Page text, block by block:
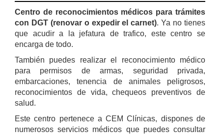
Centro de reconocimientos médicos para trámites
con DGT (renovar o expedir el carnet). Ya no tienes
que acudir a la jefatura de trafico, este centro se
encarga de todo.
También puedes realizar el reconocimiento médico
para permisos de armas, seguridad privada,
embarcaciones, tenencia de animales peligrosos,
reconocimientos de vida, chequeos preventivos de
salud.
Este centro pertenece a CEM Clínicas, dispones de
numerosos servicios médicos que puedes consultar